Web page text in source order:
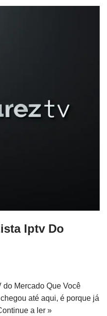
Iptv Do
do Mercado Que Você
até aqui, é porque já
a ler »